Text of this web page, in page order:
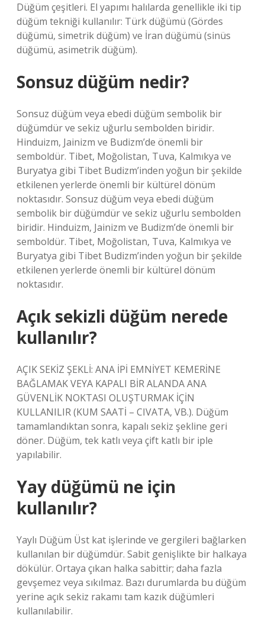
Düğüm çeşitleri. El yapımı halılarda genellikle iki tip
düğüm tekniği kullanılır: Türk düğümü (Gördes
düğümü, simetrik düğüm) ve İran düğümü (sinüs
düğümü, asimetrik düğüm).
Sonsuz düğüm nedir?
Sonsuz düğüm veya ebedi düğüm sembolik bir
düğümdür ve sekiz uğurlu sembolden biridir.
Hinduizm, Jainizm ve Budizm’de önemli bir
semboldür. Tibet, Moğolistan, Tuva, Kalmıkya ve
Buryatya gibi Tibet Budizm’inden yoğun bir şekilde
etkilenen yerlerde önemli bir kültürel dönüm
noktasıdır. Sonsuz düğüm veya ebedi düğüm
sembolik bir düğümdür ve sekiz uğurlu sembolden
biridir. Hinduizm, Jainizm ve Budizm’de önemli bir
semboldür. Tibet, Moğolistan, Tuva, Kalmıkya ve
Buryatya gibi Tibet Budizm’inden yoğun bir şekilde
etkilenen yerlerde önemli bir kültürel dönüm
noktasıdır.
Açık sekizli düğüm nerede
kullanılır?
AÇIK SEKİZ ŞEKLİ: ANA İPİ EMNİYET KEMERİNE
BAĞLAMAK VEYA KAPALI BİR ALANDA ANA
GÜVENLİK NOKTASI OLUŞTURMAK İÇİN
KULLANILIR (KUM SAATİ – CIVATA, VB.). Düğüm
tamamlandıktan sonra, kapalı sekiz şekline geri
döner. Düğüm, tek katlı veya çift katlı bir iple
yapılabilir.
Yay düğümü ne için
kullanılır?
Yaylı Düğüm Üst kat işlerinde ve gergileri bağlarken
kullanılan bir düğümdür. Sabit genişlikte bir halkaya
dökülür. Ortaya çıkan halka sabittir; daha fazla
gevşemez veya sıkılmaz. Bazı durumlarda bu düğüm
yerine açık sekiz rakamı tam kazık düğümleri
kullanılabilir.